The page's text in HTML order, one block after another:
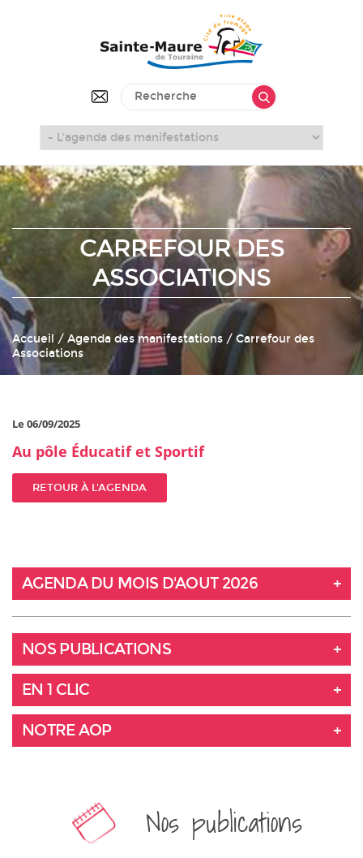
CARREFOUR DES
ASSOCIATIONS
Accueil / Agenda des manifestations / Carrefour des
Associations
Le 06/09/2025
Au pôle Éducatif et Sportif
RETOUR À L'AGENDA
AGENDA DU MOIS D'AOUT 2026
NOS PUBLICATIONS
EN 1 CLIC
NOTRE AOP
Nos publications